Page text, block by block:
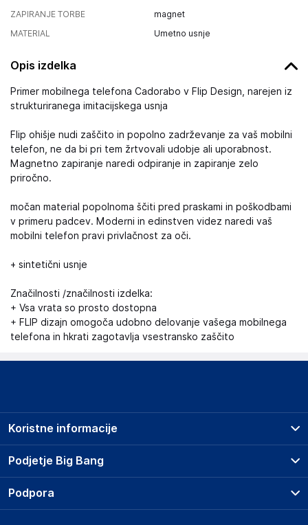
ZAPIRANJE TORBE
magnet
MATERIAL
Umetno usnje
Opis izdelka
Primer mobilnega telefona Cadorabo v Flip Design, narejen iz
strukturiranega imitacijskega usnja
Flip ohišje nudi zaščito in popolno zadrževanje za vaš mobilni
telefon, ne da bi pri tem žrtvovali udobje ali uporabnost.
Magnetno zapiranje naredi odpiranje in zapiranje zelo
priročno.
močan material popolnoma ščiti pred praskami in poškodbami
v primeru padcev. Moderni in edinstven videz naredi vaš
mobilni telefon pravi privlačnost za oči.
+ sintetični usnje
Značilnosti /značilnosti izdelka:
+ Vsa vrata so prosto dostopna
+ FLIP dizajn omogoča udobno delovanje vašega mobilnega
telefona in hkrati zagotavlja vsestransko zaščito
Podjetje Big Bang
O podjetju
Koristne informacije
Prodajna mesta
Storitve
Dostava, vnos in odvoz
Podpora